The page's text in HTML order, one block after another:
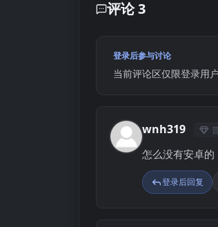
评论 3
登录后参与讨论
当前评论区仅限登录用
W wnh319
怎么没有安卓的
登录后回复